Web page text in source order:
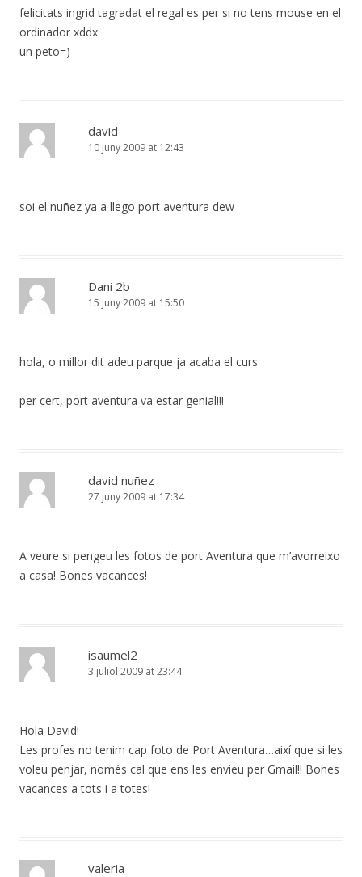
felicitats ingrid tagradat el regal es per si no tens mouse en el
ordinador xddx
un peto=)
david
10 juny 2009 at 12:43
soi el nuñez ya a llego port aventura dew
Dani 2b
15 juny 2009 at 15:50
hola, o millor dit adeu parque ja acaba el curs
per cert, port aventura va estar genial!!!
david nuñez
27 juny 2009 at 17:34
A veure si pengeu les fotos de port Aventura que m’avorreixo
a casa! Bones vacances!
isaumel2
3 juliol 2009 at 23:44
Hola David!
Les profes no tenim cap foto de Port Aventura…així que si les
voleu penjar, només cal que ens les envieu per Gmail!! Bones
vacances a tots i a totes!
valeria